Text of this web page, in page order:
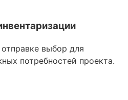
выбор для
потребностей проекта.